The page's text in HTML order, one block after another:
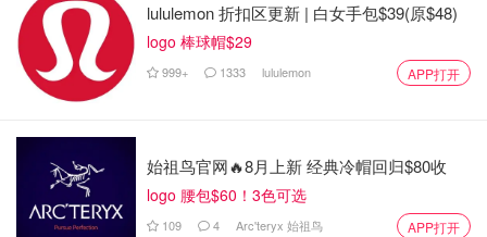
lululemon 折扣区更新 | 白女手包$39(原$48)
logo 棒球帽$29
999+ 1333 lululemon APP打开
始祖鸟官网🔥8月上新 经典冷帽回归$80收
logo 腰包$60！3色可选
109 4 Arc'teryx 始祖鸟 APP打开